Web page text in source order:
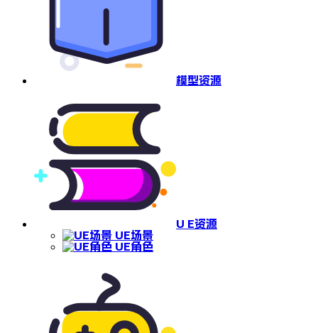
模型资源
U E资源
UE场景
UE角色